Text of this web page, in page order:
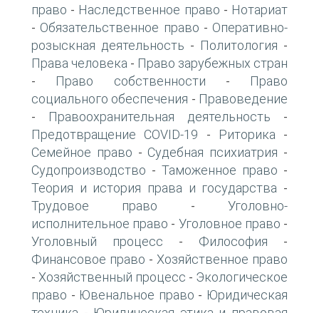
право - Наследственное право - Нотариат
- Обязательственное право - Оперативно-
розыскная деятельность - Политология -
Права человека - Право зарубежных стран
- Право собственности -
Право
социального обеспечения - Правоведение
- Правоохранительная деятельность -
Предотвращение COVID-19 - Риторика -
Семейное право - Судебная психиатрия -
Судопроизводство - Таможенное право -
Теория и история права и государства -
Трудовое право -Уголовно-
исполнительное право - Уголовное право -
Уголовный процесс - Философия -
Финансовое право - Хозяйственное право
- Хозяйственный процесс - Экологическое
право - Ювенальное право - Юридическая